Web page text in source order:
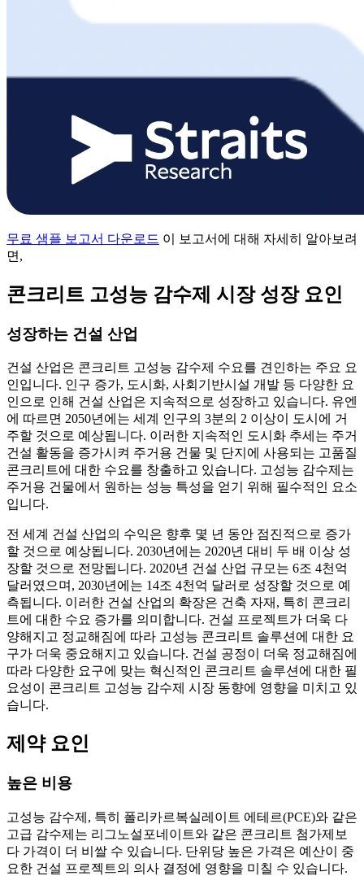
무료 샘플 보고서 다운로드 이 보고서에 대해 자세히 알아보려
면,
콘크리트 고성능 감수제 시장 성장 요인
성장하는 건설 산업
건설 산업은 콘크리트 고성능 감수제 수요를 견인하는 주요 요
인입니다. 인구 증가, 도시화, 사회기반시설 개발 등 다양한 요
인으로 인해 건설 산업은 지속적으로 성장하고 있습니다. 유엔
에 따르면 2050년에는 세계 인구의 3분의 2 이상이 도시에 거
주할 것으로 예상됩니다. 이러한 지속적인 도시화 추세는 주거
건설 활동을 증가시켜 주거용 건물 및 단지에 사용되는 고품질
콘크리트에 대한 수요를 창출하고 있습니다. 고성능 감수제는
주거용 건물에서 원하는 성능 특성을 얻기 위해 필수적인 요소
입니다.
전 세계 건설 산업의 수익은 향후 몇 년 동안 점진적으로 증가
할 것으로 예상됩니다. 2030년에는 2020년 대비 두 배 이상 성
장할 것으로 전망됩니다. 2020년 건설 산업 규모는 6조 4천억
달러였으며, 2030년에는 14조 4천억 달러로 성장할 것으로 예
측됩니다. 이러한 건설 산업의 확장은 건축 자재, 특히 콘크리
트에 대한 수요 증가를 의미합니다. 건설 프로젝트가 더욱 다
양해지고 정교해짐에 따라 고성능 콘크리트 솔루션에 대한 요
구가 더욱 중요해지고 있습니다. 건설 공정이 더욱 정교해짐에
따라 다양한 요구에 맞는 혁신적인 콘크리트 솔루션에 대한 필
요성이 콘크리트 고성능 감수제 시장 동향에 영향을 미치고 있
습니다.
제약 요인
높은 비용
고성능 감수제, 특히 폴리카르복실레이트 에테르(PCE)와 같은
고급 감수제는 리그노설포네이트와 같은 콘크리트 첨가제보
다 가격이 더 비쌀 수 있습니다. 단위당 높은 가격은 예산이 중
요한 건설 프로젝트의 의사 결정에 영향을 미칠 수 있습니다.